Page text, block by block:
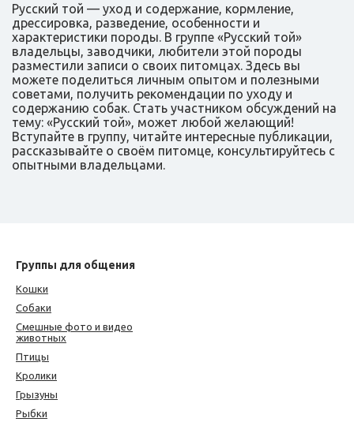
Русский той — уход и содержание, кормление,
дрессировка, разведение, особенности и
характеристики породы. В группе «Русский той»
владельцы, заводчики, любители этой породы
разместили записи о своих питомцах. Здесь вы
можете поделиться личным опытом и полезными
советами, получить рекомендации по уходу и
содержанию собак. Стать участником обсуждений на
тему: «Русский той», может любой желающий!
Вступайте в группу, читайте интересные публикации,
рассказывайте о своём питомце, консультируйтесь с
опытными владельцами.
Группы для общения
Кошки
Собаки
Смешные фото и видео
животных
Птицы
Кролики
Грызуны
Рыбки